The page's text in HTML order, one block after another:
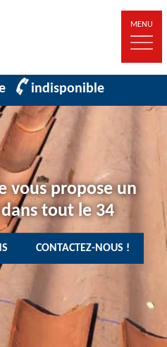
MENU
indisponible
vous propose un
tout le 34
CONTACTEZ-NOUS !